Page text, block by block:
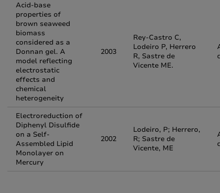
Acid-base
properties of
brown seaweed
biomass
considered as a
Donnan gel. A
model reflecting
electrostatic
effects and
chemical
heterogeneity
2003
Rey-Castro C,
Lodeiro P, Herrero
R, Sastre de
Vicente ME.
Electroreduction of
Diphenyl Disulfide
on a Self-
Assembled Lipid
Monolayer on
Mercury
2002
Lodeiro, P; Herrero,
R; Sastre de
Vicente, ME